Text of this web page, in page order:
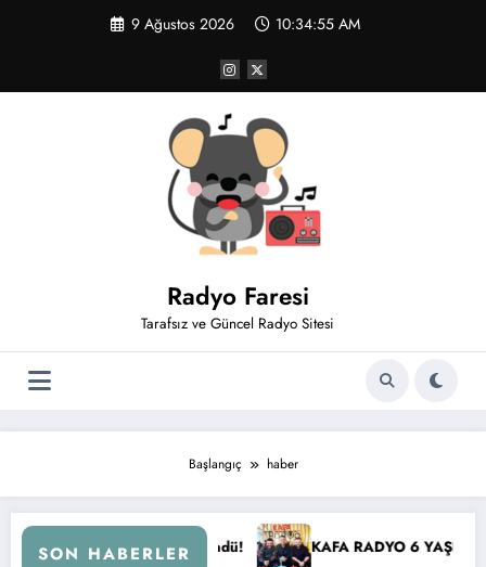
9 Ağustos 2026 10:34:55 AM
Radyo Faresi
Tarafsız ve Güncel Radyo Sitesi
Başlangıç haber
SON HABERLER
Geri Döndü! KAFA RADYO 6 YAŞINDA! İBB